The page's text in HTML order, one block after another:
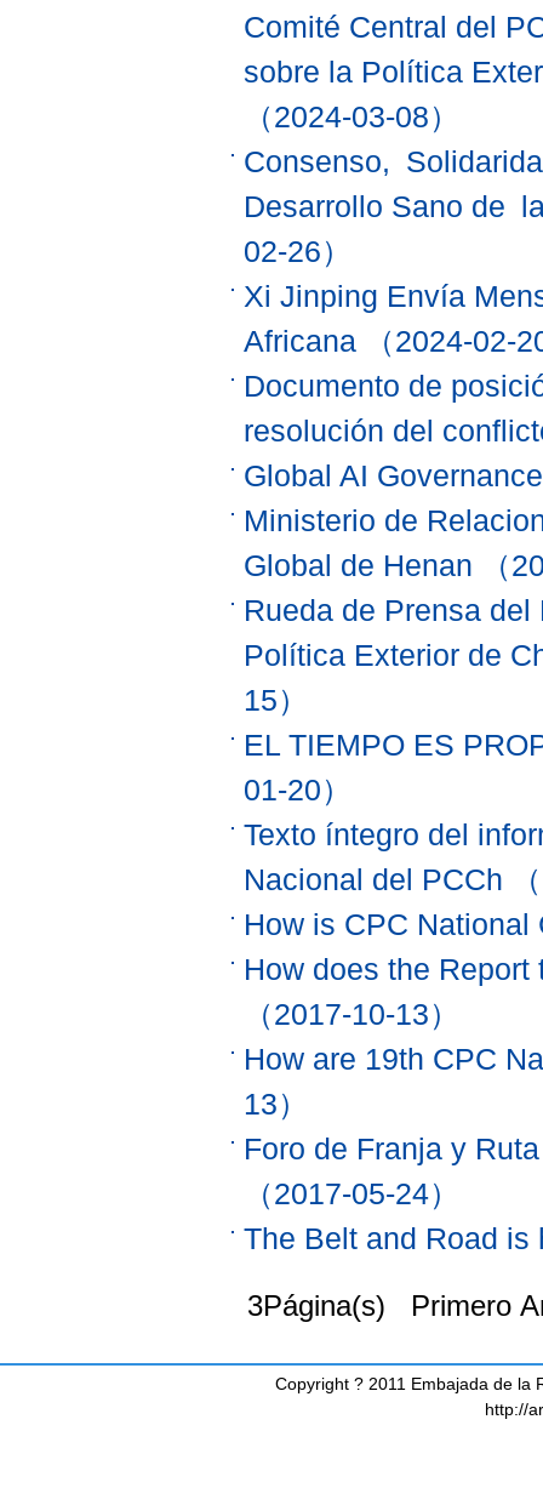
Comité Central del
sobre la Política
（2024-03-08）
Consenso,
Desarrollo Sano de
02-26）
Xi Jinping Envía
Africana （2024-02-
Documento de
resolución del
Global AI
Ministerio de
Global de Henan （
Rueda de Prensa
Política Exterior de
15）
EL TIEMPO ES
01-20）
Texto íntegro del
Nacional del PCCh
How is CPC National
How does the
（2017-10-13）
How are 19th CPC
13）
Foro de Franja y
（2017-05-24）
The Belt and Road is
3Página(s) Primero
Copyright ? 2011 Embajada de la
http://